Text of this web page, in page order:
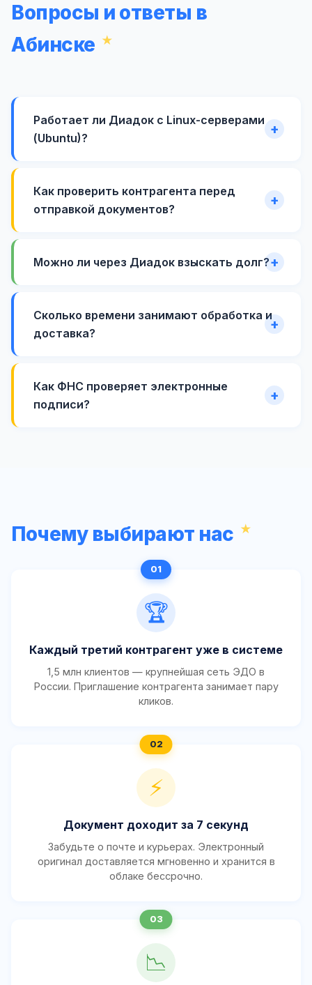
Вопросы и ответы в
Абинске
Работает ли Диадок с Linux-серверами
(Ubuntu)?
Как проверить контрагента перед
отправкой документов?
Можно ли через Диадок взыскать долг?
Сколько времени занимают обработка и
доставка?
Как ФНС проверяет электронные
подписи?
Почему выбирают нас
🏆
Каждый третий контрагент уже в системе
1,5 млн клиентов — крупнейшая сеть ЭДО в
России. Приглашение контрагента занимает пару
кликов.
⚡
Документ доходит за 7 секунд
Забудьте о почте и курьерах. Электронный
оригинал доставляется мгновенно и хранится в
облаке бессрочно.
📉